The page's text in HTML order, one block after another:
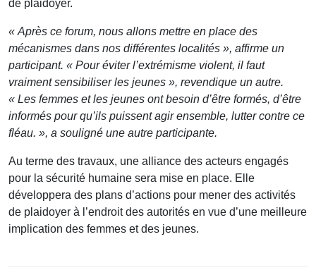
de plaidoyer.
« Après ce forum, nous allons mettre en place des
mécanismes dans nos différentes localités », affirme un
participant. « Pour éviter l’extrémisme violent, il faut
vraiment sensibiliser les jeunes », revendique un autre.
« Les femmes et les jeunes ont besoin d’être formés, d’être
informés pour qu’ils puissent agir ensemble, lutter contre ce
fléau. », a souligné une autre participante.
Au terme des travaux, une alliance des acteurs engagés
pour la sécurité humaine sera mise en place. Elle
développera des plans d’actions pour mener des activités
de plaidoyer à l’endroit des autorités en vue d’une meilleure
implication des femmes et des jeunes.